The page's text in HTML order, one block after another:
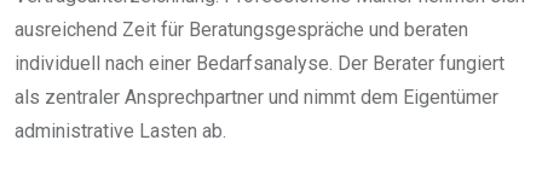
ausreichend Zeit für Beratungsgespräche und beraten
individuell nach einer Bedarfsanalyse. Der Berater fungiert
als zentraler Ansprechpartner und nimmt dem Eigentümer
administrative Lasten ab.